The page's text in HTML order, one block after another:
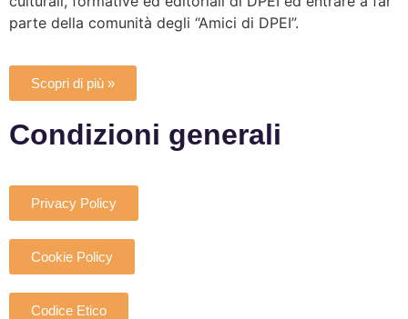
parte della comunità degli “Amici di DPEI”.
Scopri di più »
Condizioni generali
Privacy Policy
Cookie Policy
Codice Etico